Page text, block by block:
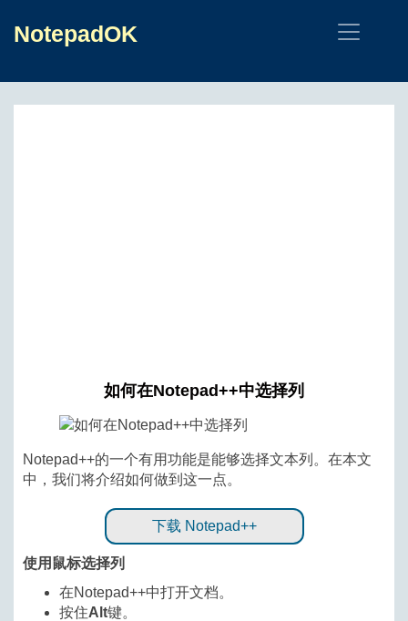
NotepadOK
如何在Notepad++中选择列
Notepad++的一个有用功能是能够选择文本列。在本文
中，我们将介绍如何做到这一点。
下载 Notepad++
使用鼠标选择列
在Notepad++中打开文档。
按住Alt键。